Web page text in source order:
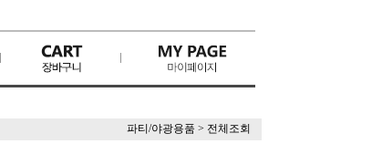
파티/야광용품 > 전체조회